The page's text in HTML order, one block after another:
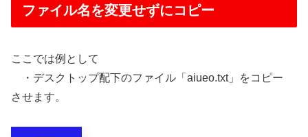
ファイル名を変更せずにコピー
ここでは例として
・デスクトップ配下のファイル「aiueo.txt」をコピー
させます。